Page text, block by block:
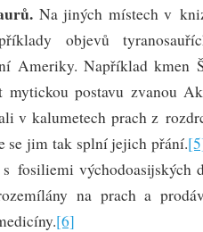
Na jiných místech v
objevů
Ameriky. Například kmen
mytickou postavu zvanou
v kalumetech prach z
se jim tak splní jejich přání.
fosiliemi východoasijských
na prach a
[6]